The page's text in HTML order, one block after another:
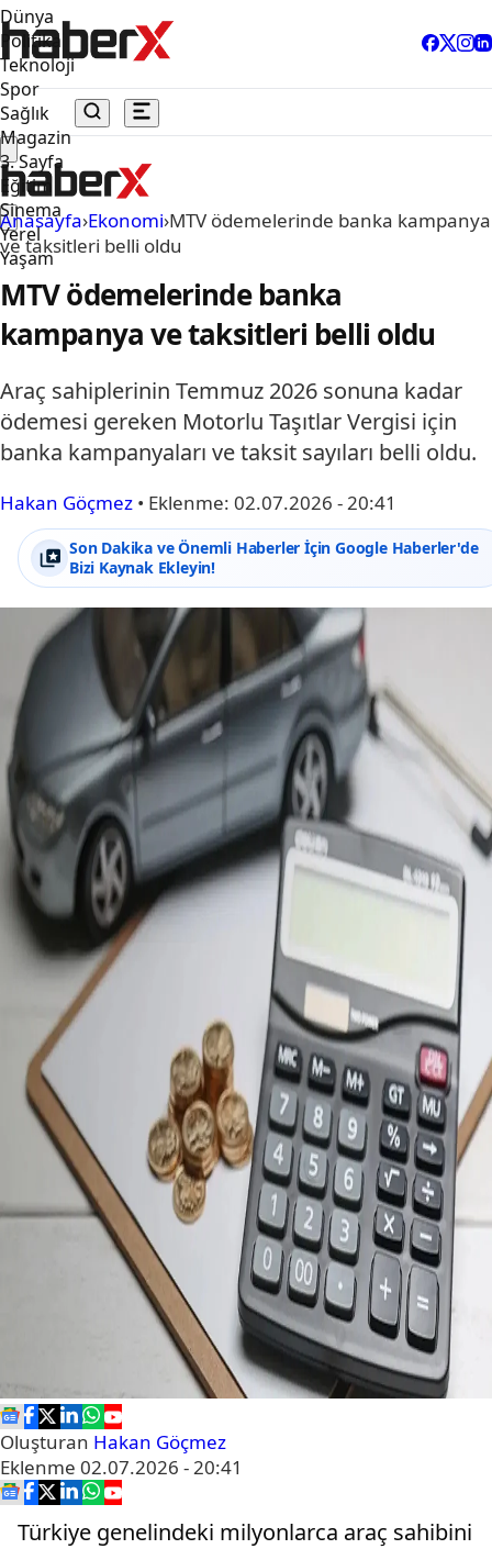
Dünya
Politika
Teknoloji
Spor
Sağlık
Magazin
3. Sayfa
Eğitim
Sinema
Yerel
Yaşam
Anasayfa›Ekonomi›MTV ödemelerinde banka kampanya
ve taksitleri belli oldu
MTV ödemelerinde banka
kampanya ve taksitleri belli oldu
Araç sahiplerinin Temmuz 2026 sonuna kadar
ödemesi gereken Motorlu Taşıtlar Vergisi için
banka kampanyaları ve taksit sayıları belli oldu.
Hakan Göçmez • Eklenme: 02.07.2026 - 20:41
Son Dakika ve Önemli Haberler İçin Google Haberler'de
Bizi Kaynak Ekleyin!
Oluşturan Hakan Göçmez
Eklenme 02.07.2026 - 20:41
Türkiye genelindeki milyonlarca araç sahibini